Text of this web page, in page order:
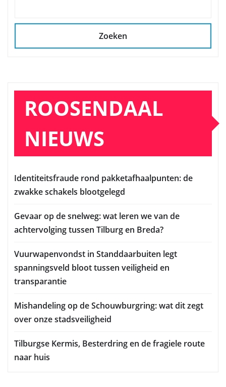
Zoeken
ROOSENDAAL
NIEUWS
Identiteitsfraude rond pakketafhaalpunten: de
zwakke schakels blootgelegd
Gevaar op de snelweg: wat leren we van de
achtervolging tussen Tilburg en Breda?
Vuurwapenvondst in Standdaarbuiten legt
spanningsveld bloot tussen veiligheid en
transparantie
Mishandeling op de Schouwburgring: wat dit zegt
over onze stadsveiligheid
Tilburgse Kermis, Besterdring en de fragiele route
naar huis